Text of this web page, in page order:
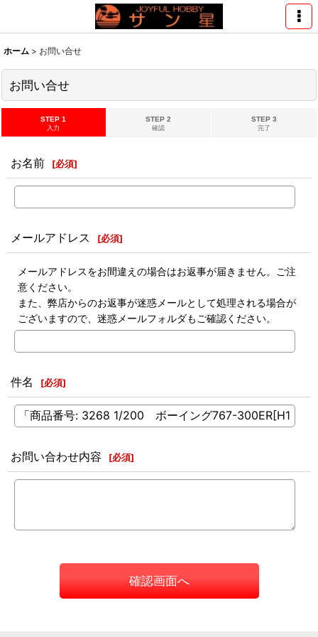
ホーム > お問い合せ
お問い合せ
STEP 1
入力
STEP 2
確認
STEP 3
完了
お名前 [必須]
メールアドレス [必須]
メールアドレスをお間違えの場合はお返事が届きません。ご注
意ください。
また、弊店からのお返事が迷惑メールとして処理される場合が
ございますので、迷惑メールフォルダもご確認ください。
件名 [必須]
お問い合わせ内容 [必須]
確認画面へ